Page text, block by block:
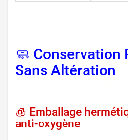
🧼 Conservation
Sans Altération
🧊 Emballage
anti-oxygène